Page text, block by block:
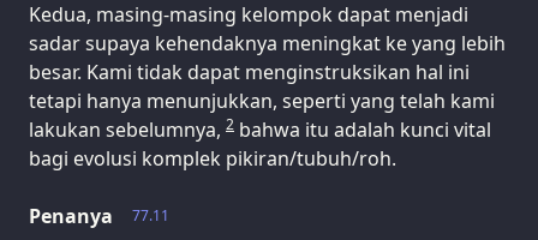
Kedua, masing-masing kelompok dapat menjadi
sadar supaya kehendaknya meningkat ke yang lebih
besar. Kami tidak dapat menginstruksikan hal ini
tetapi hanya menunjukkan, seperti yang telah kami
lakukan sebelumnya, 2 bahwa itu adalah kunci vital
bagi evolusi komplek pikiran/tubuh/roh.
77.11
Penanya